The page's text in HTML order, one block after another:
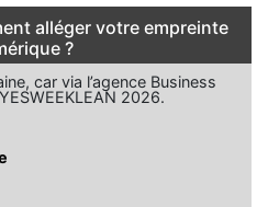
alléger votre empreinte
?
car via l’agence Business
2026.